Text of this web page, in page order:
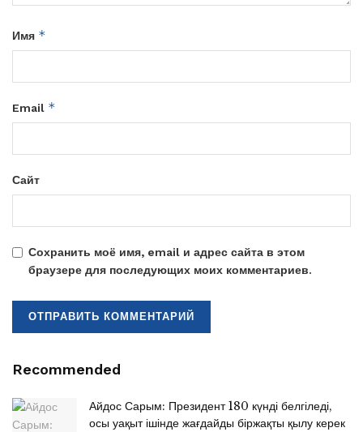
Имя *
Email *
Сайт
Сохранить моё имя, email и адрес сайта в этом
браузере для последующих моих комментариев.
Recommended
Айдос Сарым: Президент 180 күнді белгіледі,
осы уақыт ішінде жағдайды біржақты қылу керек